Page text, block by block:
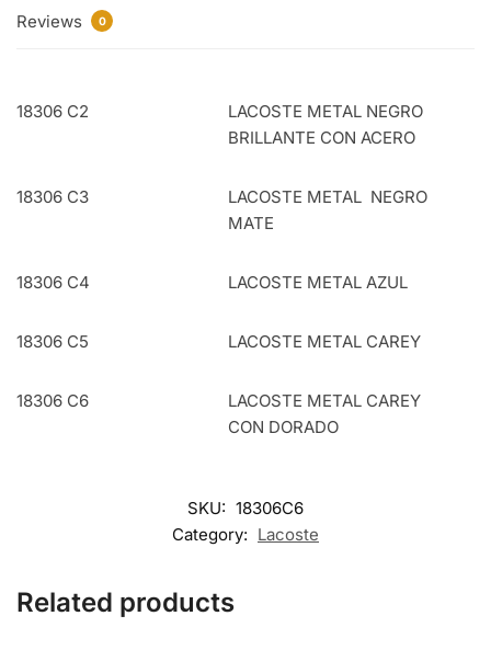
Reviews 0
18306 C2
LACOSTE METAL NEGRO
BRILLANTE CON ACERO
18306 C3
LACOSTE METAL NEGRO
MATE
18306 C4 LACOSTE METAL AZUL
18306 C5 LACOSTE METAL CAREY
18306 C6
LACOSTE METAL CAREY
CON DORADO
SKU: 18306C6
Category: Lacoste
Related products